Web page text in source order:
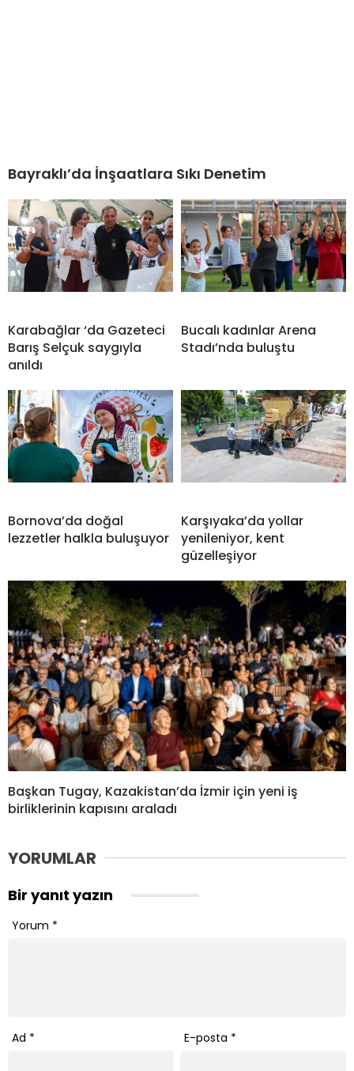
Bayraklı’da İnşaatlara Sıkı Denetim
Karabağlar ‘da Gazeteci
Barış Selçuk saygıyla
anıldı
Bucalı kadınlar Arena
Stadı’nda buluştu
Bornova’da doğal
lezzetler halkla buluşuyor
Karşıyaka’da yollar
yenileniyor, kent
güzelleşiyor
Başkan Tugay, Kazakistan’da İzmir için yeni iş
birliklerinin kapısını araladı
YORUMLAR
Bir yanıt yazın
Yorum *
Ad * E-posta *